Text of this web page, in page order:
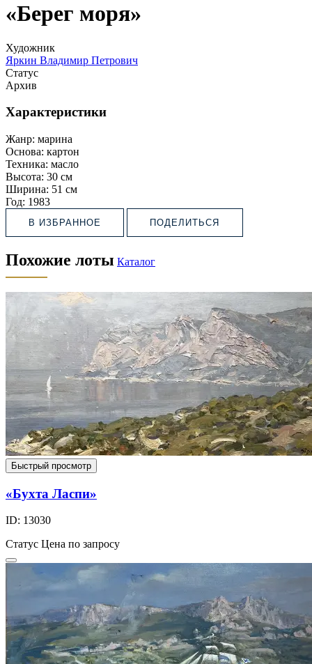
«Берег моря»
Художник
Яркин Владимир Петрович
Статус
Архив
Характеристики
Жанр: марина
Основа: картон
Техника: масло
Высота: 30 см
Ширина: 51 см
Год: 1983
В ИЗБРАННОЕ ПОДЕЛИТЬСЯ
Похожие лоты Каталог
Быстрый просмотр
«Бухта Ласпи»
ID: 13030
Статус Цена по запросу